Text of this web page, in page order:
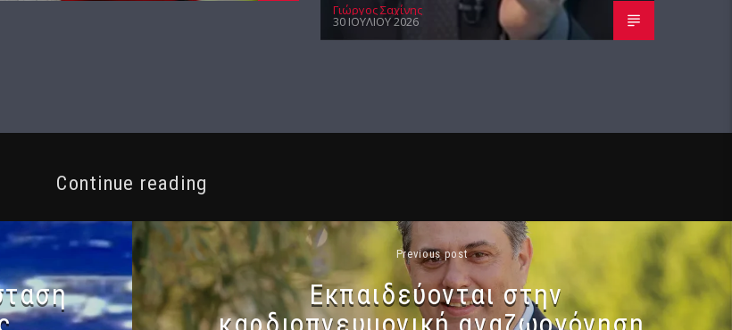
Γιώργος Σαχίνης
30 ΙΟΥΛΊΟΥ 2026
Continue reading
Previous post
Εκπαιδεύονται στην